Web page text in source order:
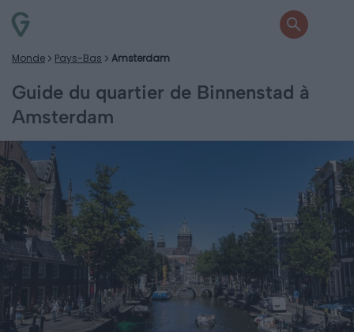
Monde Pays-Bas Amsterdam
Guide du quartier de Binnenstad à
Amsterdam